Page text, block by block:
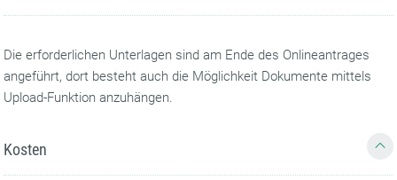
Die erforderlichen Unterlagen sind am Ende des Onlineantrages
angeführt, dort besteht auch die Möglichkeit Dokumente mittels
Upload-Funktion anzuhängen.
Kosten